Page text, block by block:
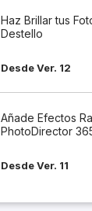
Haz Brillar tus
Destello
Desde Ver. 12
Añade Efectos
PhotoDirector
Desde Ver. 11